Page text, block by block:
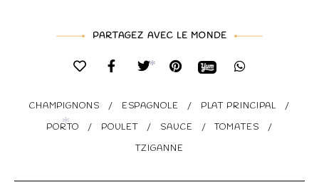
PARTAGEZ AVEC LE MONDE
CHAMPIGNONS ESPAGNOLE
PLAT PRINCIPAL
PORTO
POULET SAUCE
TOMATES
TZIGANNE